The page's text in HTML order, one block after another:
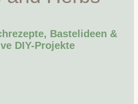
Bastelideen &
DIY-Projekte